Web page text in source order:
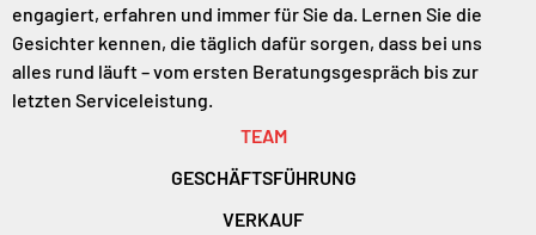
engagiert, erfahren und immer für Sie da. Lernen Sie die
Gesichter kennen, die täglich dafür sorgen, dass bei uns
alles rund läuft – vom ersten Beratungsgespräch bis zur
letzten Serviceleistung.
GESCHÄFTSFÜHRUNG
VERKAUF
TEAM